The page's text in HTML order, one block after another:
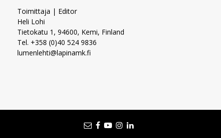
Toimittaja | Editor
Heli Lohi
Tietokatu 1, 94600, Kemi, Finland
Tel. +358 (0)40 524 9836
lumenlehti@lapinamk.fi